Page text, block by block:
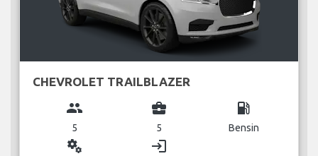
CHEVROLET TRAILBLAZER
group
5
business_center
5
local_gas_station
Bensin
miscellaneous_services login